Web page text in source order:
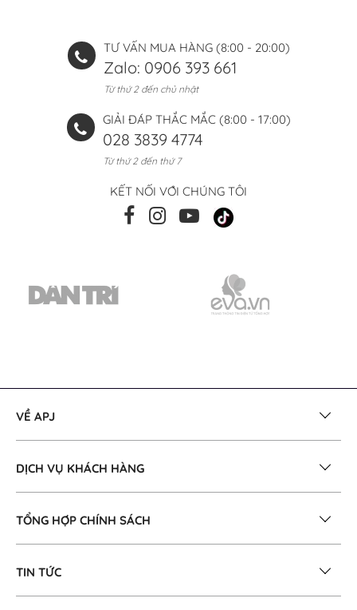
TƯ VẤN MUA HÀNG (8:00 - 20:00)
Zalo: 0906 393 661
Từ thứ 2 đến chủ nhật
GIẢI ĐÁP THẮC MẮC (8:00 - 17:00)
028 3839 4774
Từ thứ 2 đến thứ 7
KẾT NỐI VỚI CHÚNG TÔI
VỀ APJ
DỊCH VỤ KHÁCH HÀNG
TỔNG HỢP CHÍNH SÁCH
TIN TỨC